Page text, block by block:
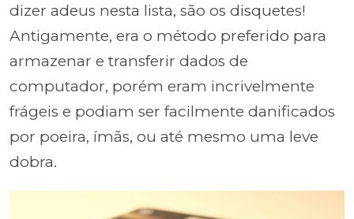
dizer adeus nesta lista, são os disquetes!
Antigamente, era o método preferido para
armazenar e transferir dados de
computador, porém eram incrivelmente
frágeis e podiam ser facilmente danificados
por poeira, ímãs, ou até mesmo uma leve
dobra.